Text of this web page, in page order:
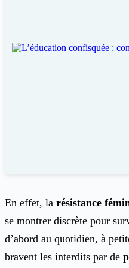
En effet, la résistance
se montrer discrète pour
d’abord au quotidien, à
bravent les interdits par de